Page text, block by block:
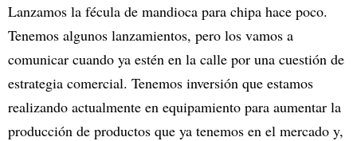
Lanzamos la fécula de mandioca para chipa hace poco.
Tenemos algunos lanzamientos, pero los vamos a
comunicar cuando ya estén en la calle por una cuestión de
estrategia comercial. Tenemos inversión que estamos
realizando actualmente en equipamiento para aumentar la
producción de productos que ya tenemos en el mercado y,